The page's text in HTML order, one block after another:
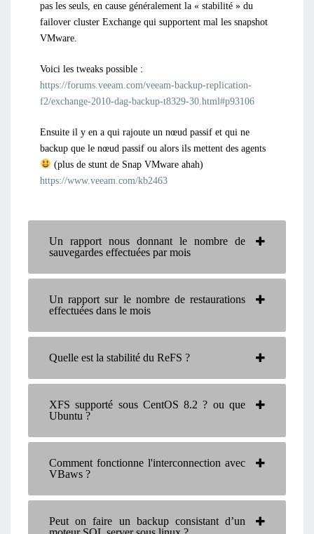
pas les seuls, en cause généralement la « stabilité » du
failover cluster Exchange qui supportent mal les snapshot
VMware.
Voici les tweaks possible :
https://forums.veeam.com/veeam-backup-replication-
f2/exchange-2010-dag-backup-t8329-30.html#p93106
Ensuite il y en a qui rajoute un nœud passif et qui ne
backup que le nœud passif ou alors ils mettent des agents
(plus de stunt de Snap VMware ahah)
https://www.veeam.com/kb2463
Un rapport nous donnant le nombre de
sauvegardes effectuées par mois
Un rapport sur le nombre de restaurations
effectuées dans le mois
Quelle est la stabilité du ReFS ?
XFS supporté sous CentOS 8.2 ? ou que
Ubuntu ?
Comment fonctionne l'interconnection avec
VBaws ?
Peut on faire un backup consistant d’un